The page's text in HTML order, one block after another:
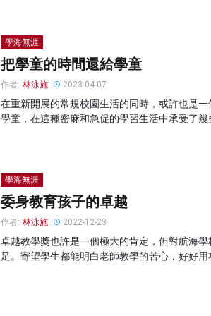
學海無涯
把學童的時間還給學童
作者: 林泳施 2023-04-07
在重新開展的常規校園生活的同時，或許也是
學童，在這種密麻和急促的學習生活中承受了幾
學海無涯
委身教育孩子的卓越
作者: 林泳施 2022-12-23
卓越教學獎也許是一個極大的肯定，但對航海
足。寄望學生都能明白老師教學的苦心，好好用